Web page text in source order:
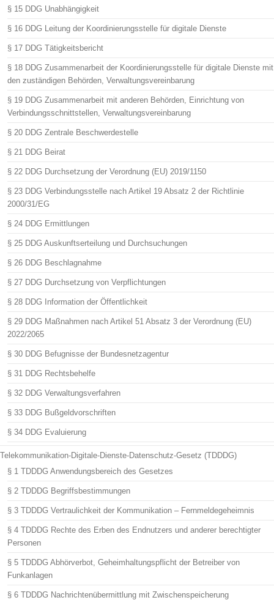
§ 15 DDG Unabhängigkeit
§ 16 DDG Leitung der Koordinierungsstelle für digitale Dienste
§ 17 DDG Tätigkeitsbericht
§ 18 DDG Zusammenarbeit der Koordinierungsstelle für digitale Dienste mit
den zuständigen Behörden, Verwaltungsvereinbarung
§ 19 DDG Zusammenarbeit mit anderen Behörden, Einrichtung von
Verbindungsschnittstellen, Verwaltungsvereinbarung
§ 20 DDG Zentrale Beschwerdestelle
§ 21 DDG Beirat
§ 22 DDG Durchsetzung der Verordnung (EU) 2019/1150
§ 23 DDG Verbindungsstelle nach Artikel 19 Absatz 2 der Richtlinie
2000/31/EG
§ 24 DDG Ermittlungen
§ 25 DDG Auskunftserteilung und Durchsuchungen
§ 26 DDG Beschlagnahme
§ 27 DDG Durchsetzung von Verpflichtungen
§ 28 DDG Information der Öffentlichkeit
§ 29 DDG Maßnahmen nach Artikel 51 Absatz 3 der Verordnung (EU)
2022/2065
§ 30 DDG Befugnisse der Bundesnetzagentur
§ 31 DDG Rechtsbehelfe
§ 32 DDG Verwaltungsverfahren
§ 33 DDG Bußgeldvorschriften
§ 34 DDG Evaluierung
Telekommunikation-Digitale-Dienste-Datenschutz-Gesetz (TDDDG)
§ 1 TDDDG Anwendungsbereich des Gesetzes
§ 2 TDDDG Begriffsbestimmungen
§ 3 TDDDG Vertraulichkeit der Kommunikation – Fernmeldegeheimnis
§ 4 TDDDG Rechte des Erben des Endnutzers und anderer berechtigter
Personen
§ 5 TDDDG Abhörverbot, Geheimhaltungspflicht der Betreiber von
Funkanlagen
§ 6 TDDDG Nachrichtenübermittlung mit Zwischenspeicherung